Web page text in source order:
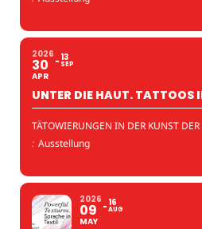
2026
30
APR
13
SEP
UNTER DIE HAUT. TATTOOS
TÄTOWIERUNGEN IN DER KUNST
: Ausstellung
2026
09
MAY
16
AUG